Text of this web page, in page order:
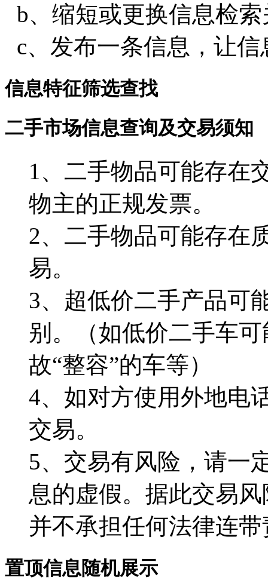
b、缩短或更换信息检
c、发布一条信息，让
信息特征筛选查找
二手市场信息查询及交易须知
1、二手物品可能存在
物主的正规发票。
2、二手物品可能存在
易。
3、超低价二手产品可
别。（如低价二手车
故“整容”的车等）
4、如对方使用外地电
交易。
5、交易有风险，请一
息的虚假。据此交易
并不承担任何法律连
置顶信息随机展示